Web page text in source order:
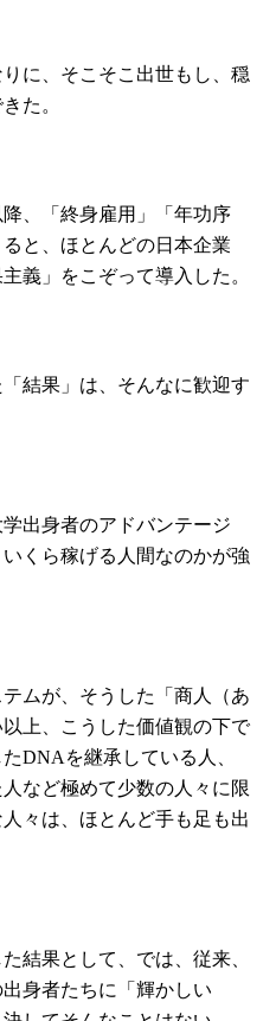
に、そこそこ出世もし、穏
た。
、「終身雇用」「年功序
と、ほとんどの日本企業
義」をこぞって導入した。
結果」は、そんなに歓迎す
出身者のアドバンテージ
くら稼げる人間なのかが強
ムが、そうした「商人（あ
上、こうした価値観の下で
DNAを継承している人、
など極めて少数の人々に限
々は、ほとんど手も足も出
結果として、では、従来、
身者たちに「輝かしい